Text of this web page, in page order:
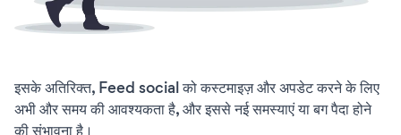
इसके अतिरिक्त, Feed social को कस्टमाइज़ और अपडेट करने के लिए
अभी और समय की आवश्यकता है, और इससे नई समस्याएं या बग पैदा होने